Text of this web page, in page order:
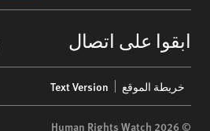
ابقوا على اتصال
menu
خريطة الموقع Text Version
© 2026 Human Rights Watch